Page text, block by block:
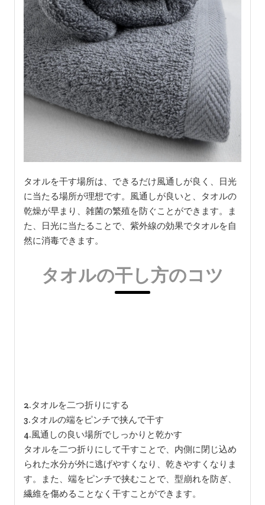
タオルを干す場所は、できるだけ風通しが良く、日光
に当たる場所が理想です。風通しが良いと、タオルの
乾燥が早まり、雑菌の繁殖を防ぐことができます。ま
た、日光に当たることで、紫外線の効果でタオルを自
然に消毒できます。
タオルの干し方のコツ